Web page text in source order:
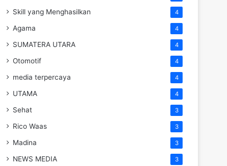
Skill yang Menghasilkan 4
Agama 4
SUMATERA UTARA 4
Otomotif 4
media terpercaya 4
UTAMA 4
Sehat 3
Rico Waas 3
Madina 3
NEWS MEDIA 3